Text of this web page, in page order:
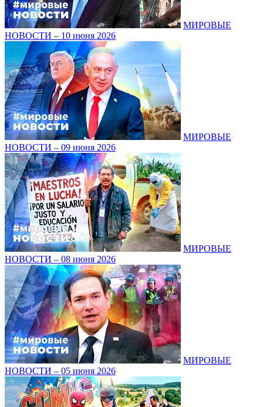
МИРОВЫЕ
НОВОСТИ – 10 июня 2026
МИРОВЫЕ
НОВОСТИ – 09 июня 2026
МИРОВЫЕ
НОВОСТИ – 08 июня 2026
МИРОВЫЕ
НОВОСТИ – 05 июня 2026